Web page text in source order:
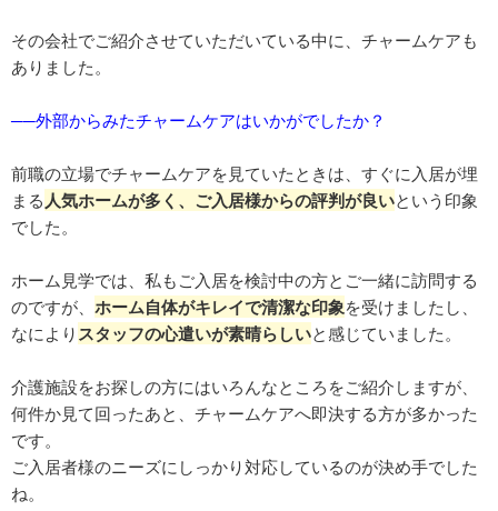
その会社でご紹介させていただいている中に、チャームケアも
ありました。
──外部からみたチャームケアはいかがでしたか？
前職の立場でチャームケアを見ていたときは、すぐに入居が埋
まる 人気ホームが多く、ご入居様からの評判が良いという印象
でした。
ホーム見学では、私もご入居を検討中の方とご一緒に訪問する
のですが、 ホーム自体がキレイで清潔な印象を受けましたし、
なにより スタッフの心遣いが素晴らしいと感じていました。
介護施設をお探しの方にはいろんなところをご紹介しますが、
何件か見て回ったあと、チャームケアへ即決する方が多かった
です。
ご入居者様のニーズにしっかり対応しているのが決め手でした
ね。